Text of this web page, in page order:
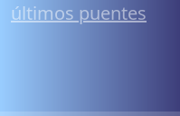
últimos puentes